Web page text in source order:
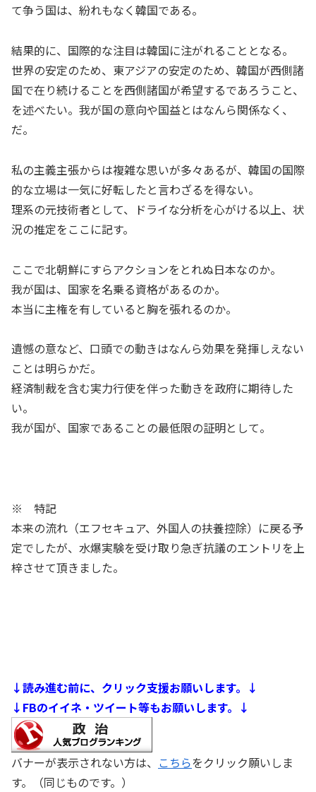
て争う国は、紛れもなく韓国である。
結果的に、国際的な注目は韓国に注がれることとなる。
世界の安定のため、東アジアの安定のため、韓国が西側諸
国で在り続けることを西側諸国が希望するであろうこと、
を述べたい。我が国の意向や国益とはなんら関係なく、
だ。
私の主義主張からは複雑な思いが多々あるが、韓国の国際
的な立場は一気に好転したと言わざるを得ない。
理系の元技術者として、ドライな分析を心がける以上、状
況の推定をここに記す。
ここで北朝鮮にすらアクションをとれぬ日本なのか。
我が国は、国家を名乗る資格があるのか。
本当に主権を有していると胸を張れるのか。
遺憾の意など、口頭での動きはなんら効果を発揮しえない
ことは明らかだ。
経済制裁を含む実力行使を伴った動きを政府に期待した
い。
我が国が、国家であることの最低限の証明として。
※ 特記
本来の流れ（エフセキュア、外国人の扶養控除）に戻る予
定でしたが、水爆実験を受け取り急ぎ抗議のエントリを上
梓させて頂きました。
↓読み進む前に、クリック支援お願いします。↓
↓FBのイイネ・ツイート等もお願いします。↓
バナーが表示されない方は、 こちらをクリック願いしま
す。（同じものです。）